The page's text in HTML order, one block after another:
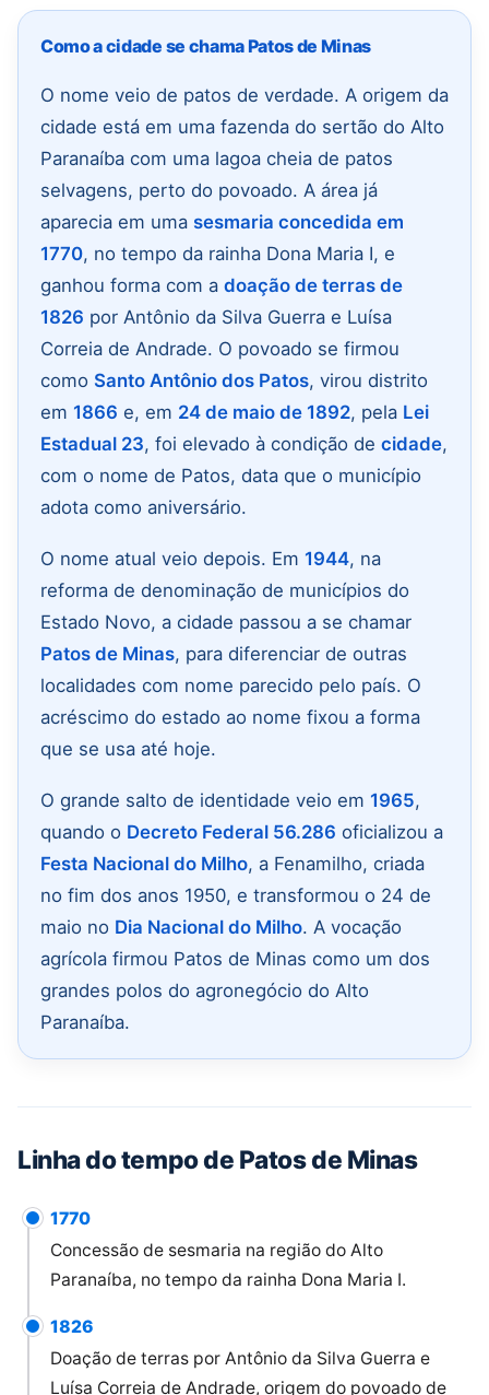
Como a cidade se chama Patos de Minas
O nome veio de patos de verdade. A origem da
cidade está em uma fazenda do sertão do Alto
Paranaíba com uma lagoa cheia de patos
selvagens, perto do povoado. A área já
aparecia em uma sesmaria concedida em
1770, no tempo da rainha Dona Maria I, e
ganhou forma com a doação de terras de
1826 por Antônio da Silva Guerra e Luísa
Correia de Andrade. O povoado se firmou
como Santo Antônio dos Patos, virou distrito
em 1866 e, em 24 de maio de 1892, pela Lei
Estadual 23, foi elevado à condição de cidade,
com o nome de Patos, data que o município
adota como aniversário.
O nome atual veio depois. Em 1944, na
reforma de denominação de municípios do
Estado Novo, a cidade passou a se chamar
Patos de Minas, para diferenciar de outras
localidades com nome parecido pelo país. O
acréscimo do estado ao nome fixou a forma
que se usa até hoje.
O grande salto de identidade veio em 1965,
quando o Decreto Federal 56.286 oficializou a
Festa Nacional do Milho, a Fenamilho, criada
no fim dos anos 1950, e transformou o 24 de
maio no Dia Nacional do Milho. A vocação
agrícola firmou Patos de Minas como um dos
grandes polos do agronegócio do Alto
Paranaíba.
Linha do tempo de Patos de Minas
1770
Concessão de sesmaria na região do Alto
Paranaíba, no tempo da rainha Dona Maria I.
1826
Doação de terras por Antônio da Silva Guerra e
Luísa Correia de Andrade, origem do povoado de